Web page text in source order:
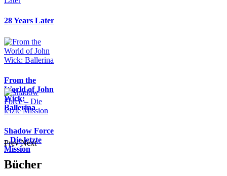
28 Years Later
From the
World of John
Wick:
Ballerina
Shadow Force
– Die letzte
Mission
Prev Next
Bücher